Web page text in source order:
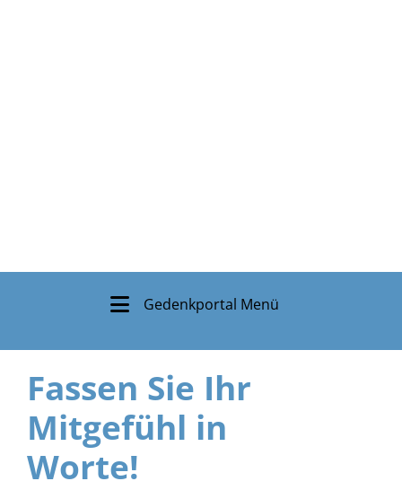
Gedenkportal Menü
Fassen Sie Ihr
Mitgefühl in
Worte!